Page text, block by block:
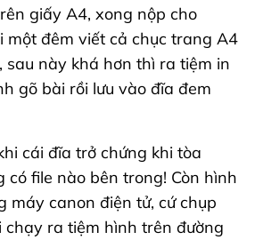
giấy A4, xong nộp cho
một đêm viết cả chục trang A4
sau này khá hơn thì ra tiệm in
gõ bài rồi lưu vào đĩa đem
cái đĩa trở chứng khi tòa
có file nào bên trong! Còn hình
máy canon điện tử, cứ chụp
ra tiệm hình trên đường